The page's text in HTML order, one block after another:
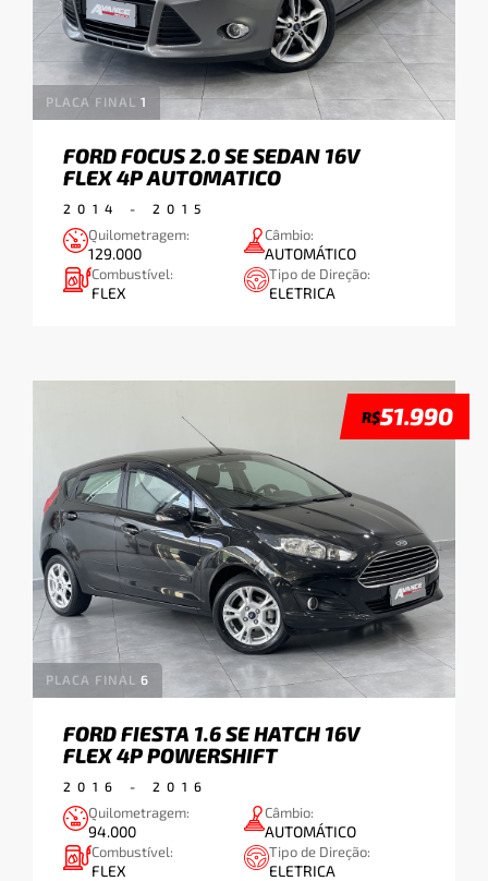
GASOLINA
HIBRIDO
APLICAR
Tipo de Transmissão:
AUTOMATIZADO
MANUAL
PLACA FINAL 1
FORD FOCUS 2.0 SE SEDAN 16V
FLEX 4P AUTOMATICO
2014 - 2015
Quilometragem:
129.000
Câmbio:
AUTOMÁTICO
Combustível:
FLEX
Tipo de Direção:
ELETRICA
PLACA FINAL 6
FORD FIESTA 1.6 SE HATCH 16V
FLEX 4P POWERSHIFT
R$51.990
2016 - 2016
Quilometragem:
94.000
Câmbio:
AUTOMÁTICO
Combustível:
FLEX
Tipo de Direção:
ELETRICA